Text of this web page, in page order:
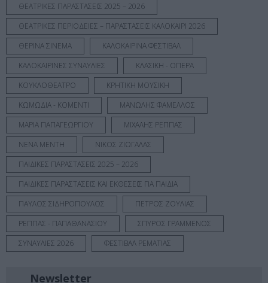
ΘΕΑΤΡΙΚΕΣ ΠΑΡΑΣΤΑΣΕΙΣ 2025 – 2026
ΘΕΑΤΡΙΚΕΣ ΠΕΡΙΟΔΕΙΕΣ – ΠΑΡΑΣΤΑΣΕΙΣ ΚΑΛΟΚΑΙΡΙ 2026
ΘΕΡΙΝΑ ΣΙΝΕΜΑ
ΚΑΛΟΚΑΙΡΙΝΑ ΦΕΣΤΙΒΑΛ
ΚΑΛΟΚΑΙΡΙΝΕΣ ΣΥΝΑΥΛΙΕΣ
ΚΛΑΣΙΚΗ - ΟΠΕΡΑ
ΚΟΥΚΛΟΘΕΑΤΡΟ
ΚΡΗΤΙΚΗ ΜΟΥΣΙΚΗ
ΚΩΜΩΔΙΑ - ΚΟΜΕΝΤΙ
ΜΑΝΩΛΗΣ ΦΑΜΕΛΛΟΣ
ΜΑΡΙΑ ΠΑΠΑΓΕΩΡΓΙΟΥ
ΜΙΧΑΛΗΣ ΡΕΠΠΑΣ
ΝΕΝΑ ΜΕΝΤΗ
ΝΙΚΟΣ ΖΙΩΓΑΛΑΣ
ΠΑΙΔΙΚΕΣ ΠΑΡΑΣΤΑΣΕΙΣ 2025 – 2026
ΠΑΙΔΙΚΕΣ ΠΑΡΑΣΤΑΣΕΙΣ ΚΑΙ ΕΚΘΕΣΕΙΣ ΓΙΑ ΠΑΙΔΙΑ
ΠΑΥΛΟΣ ΣΙΔΗΡΟΠΟΥΛΟΣ
ΠΕΤΡΟΣ ΖΟΥΛΙΑΣ
ΡΕΠΠΑΣ - ΠΑΠΑΘΑΝΑΣΙΟΥ
ΣΠΥΡΟΣ ΓΡΑΜΜΕΝΟΣ
ΣΥΝΑΥΛΙΕΣ 2026
ΦΕΣΤΙΒΑΛ ΡΕΜΑΤΙΑΣ
Newsletter